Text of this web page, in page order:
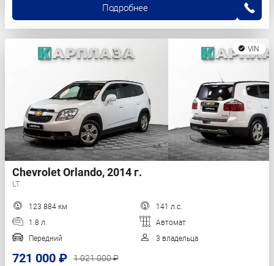
Подробнее
VIN
Chevrolet Orlando, 2014 г.
LT
123 884 км
141 л.с.
1.8 л.
Автомат
Передний
3 владельца
721 000 ₽
1 021 000 ₽